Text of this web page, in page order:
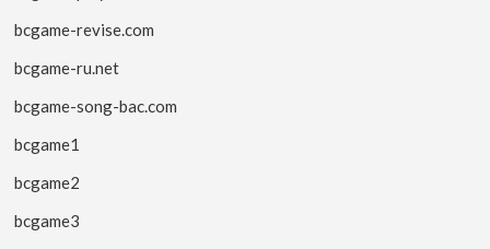
bcgame-revise.com
bcgame-ru.net
bcgame-song-bac.com
bcgame1
bcgame2
bcgame3